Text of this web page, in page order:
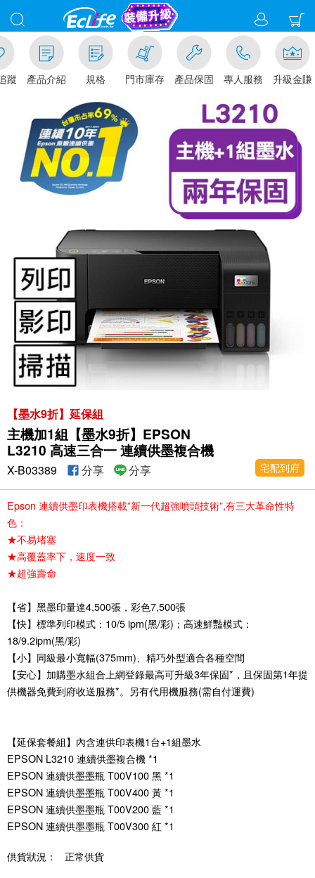
入追蹤 產品介紹 規格 門市庫存 產品保固 專人服務 升
【墨水9折】延保組
主機加1組【墨水9折】EPSON
L3210 高速三合一 連續供墨複合機
宅配到府
X-B03389 分享 分享
Epson 連續供墨印表機搭載”新一代超強噴頭技術”,有三大革命性特
色：
★不易堵塞
★高覆蓋率下，速度一致
★超強壽命
【省】黑墨印量達4,500張，彩色7,500張
【快】標準列印模式：10/5 ipm(黑/彩)；高速鮮豔模式：
18/9.2ipm(黑/彩)
【小】同級最小寬幅(375mm)、精巧外型適合各種空間
【安心】加購墨水組合上網登錄最高可升級3年保固*，且保固第1年提
供機器免費到府收送服務*。另有代用機服務(需自付運費)
【延保套餐組】內含連供印表機1台+1組墨水
EPSON L3210 連續供墨複合機 *1
EPSON 連續供墨墨瓶 T00V100 黑 *1
EPSON 連續供墨墨瓶 T00V400 黃 *1
EPSON 連續供墨墨瓶 T00V200 藍 *1
EPSON 連續供墨墨瓶 T00V300 紅 *1
供貨狀況： 正常供貨